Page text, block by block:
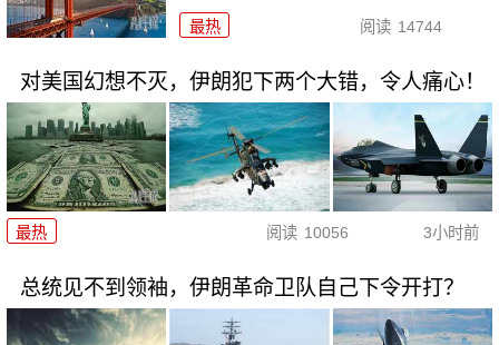
最热 阅读 14744
对美国幻想不灭，伊朗犯下两个大错，令人痛心！
最热 阅读 10056 3小时前
总统见不到领袖，伊朗革命卫队自己下令开打？